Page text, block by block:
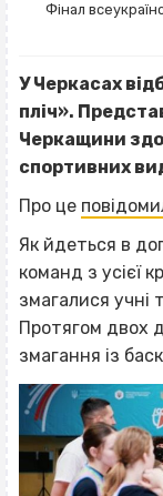
Фінал
У Черкасах
пліч».
Черкащини
спортивних
Про це
Як йдеться в
команд з усієї
змагалися учні
Протягом двох
змагання із